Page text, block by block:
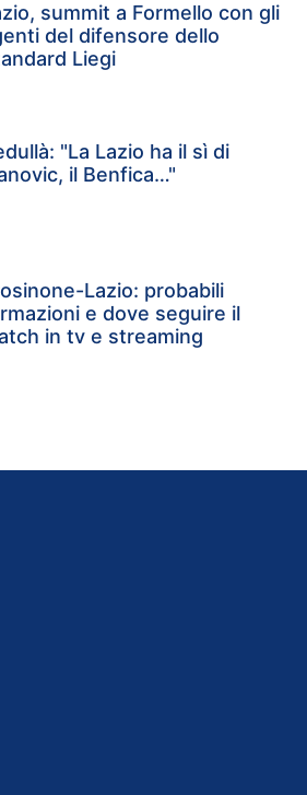
summit a Formello con gli
del difensore dello
Liegi
"La Lazio ha il sì di
il Benfica…"
Lazio: probabili
e dove seguire il
in tv e streaming